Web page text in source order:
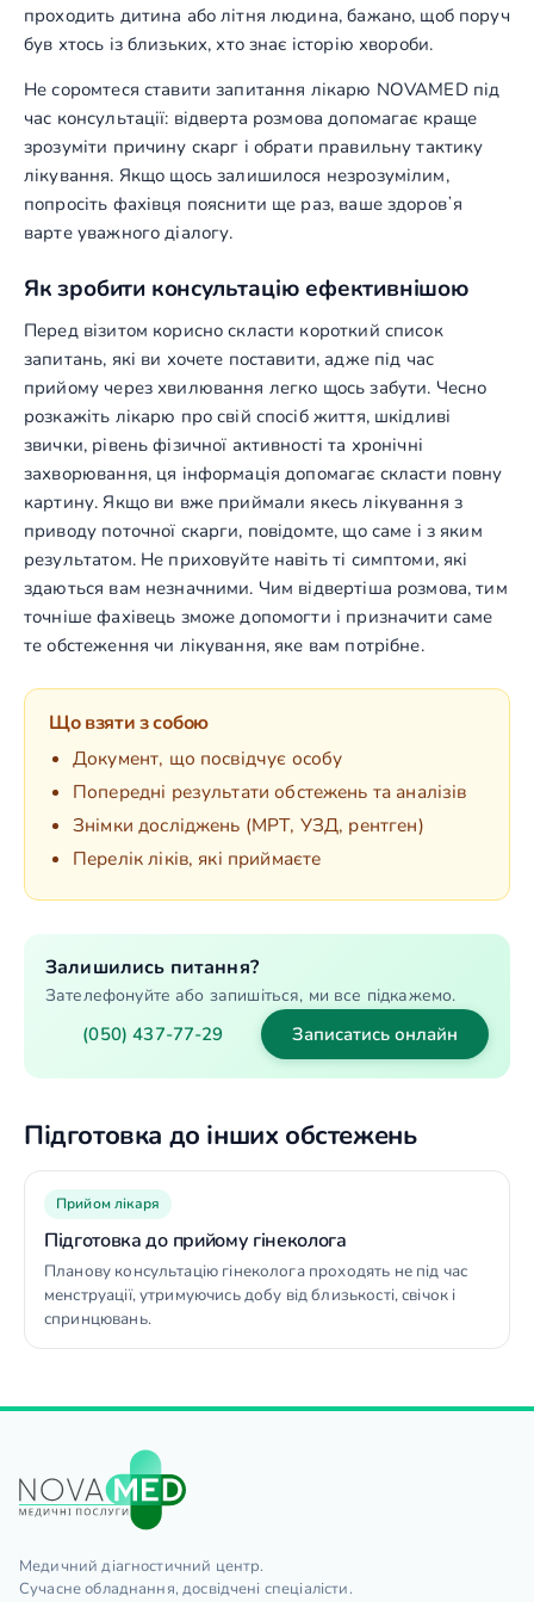
проходить дитина або літня людина, бажано, щоб поруч
був хтось із близьких, хто знає історію хвороби.
Не соромтеся ставити запитання лікарю NOVAMED під
час консультації: відверта розмова допомагає краще
зрозуміти причину скарг і обрати правильну тактику
лікування. Якщо щось залишилося незрозумілим,
попросіть фахівця пояснити ще раз, ваше здоровʼя
варте уважного діалогу.
Як зробити консультацію ефективнішою
Перед візитом корисно скласти короткий список
запитань, які ви хочете поставити, адже під час
прийому через хвилювання легко щось забути. Чесно
розкажіть лікарю про свій спосіб життя, шкідливі
звички, рівень фізичної активності та хронічні
захворювання, ця інформація допомагає скласти повну
картину. Якщо ви вже приймали якесь лікування з
приводу поточної скарги, повідомте, що саме і з яким
результатом. Не приховуйте навіть ті симптоми, які
здаються вам незначними. Чим відвертіша розмова, тим
точніше фахівець зможе допомогти і призначити саме
те обстеження чи лікування, яке вам потрібне.
Що взяти з собою
Документ, що посвідчує особу
Попередні результати обстежень та аналізів
Знімки досліджень (МРТ, УЗД, рентген)
Перелік ліків, які приймаєте
Залишились питання?
Зателефонуйте або запишіться, ми все підкажемо.
(050) 437-77-29 Записатись онлайн
Підготовка до інших обстежень
Прийом лікаря
Підготовка до прийому гінеколога
Планову консультацію гінеколога проходять не під час
менструації, утримуючись добу від близькості, свічок і
спринцювань.
Медичний діагностичний центр.
Сучасне обладнання, досвідчені спеціалісти.